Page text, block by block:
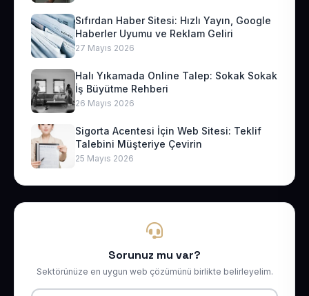
Sıfırdan Haber Sitesi: Hızlı Yayın, Google
Haberler Uyumu ve Reklam Geliri
27 Mayıs 2026
Halı Yıkamada Online Talep: Sokak Sokak
İş Büyütme Rehberi
26 Mayıs 2026
Sigorta Acentesi İçin Web Sitesi: Teklif
Talebini Müşteriye Çevirin
25 Mayıs 2026
Sorunuz mu var?
Sektörünüze en uygun web çözümünü birlikte belirleyelim.